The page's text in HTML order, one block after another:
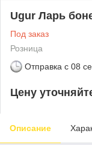
Ugur Ларь
Под заказ
Розница
Отправка с 08
Цену
Описание